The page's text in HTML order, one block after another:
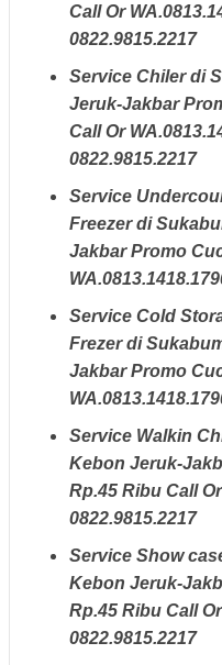
Call Or
0822.9815.2217
Service Chiler di
Jeruk-Jakbar
Call Or
0822.9815.2217
Service
Freezer di
Jakbar Promo
Service Cold
Frezer di
Jakbar Promo
Service Walkin
Kebon Jeruk-
Rp.45 Ribu Call
0822.9815.2217
Service Show
Kebon Jeruk-
Rp.45 Ribu Call
0822.9815.2217